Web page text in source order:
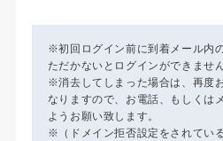
※初回ログイン前に到着メール内
ただかないとログインができません
※消去してしまった場合は、再度
なりますので、お電話、もしくは
ようお願い致します。
※（ドメイン拒否設定をされてい